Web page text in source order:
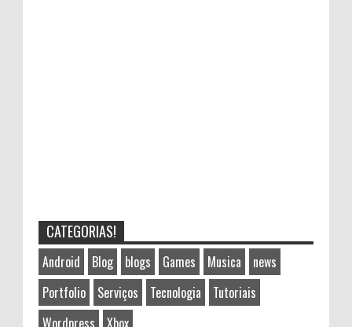
CATEGORIAS!
Android Blog blogs Games Musica
news
Portfolio
Serviços Tecnologia
Tutoriais